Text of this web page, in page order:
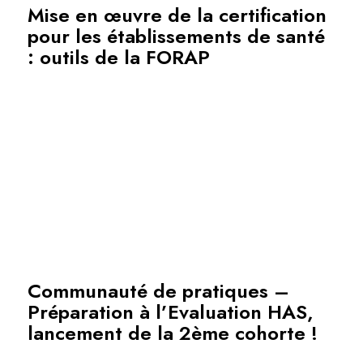
Mise en œuvre de la certification
pour les établissements de santé
: outils de la FORAP
Communauté de pratiques –
Préparation à l’Evaluation HAS,
lancement de la 2ème cohorte !